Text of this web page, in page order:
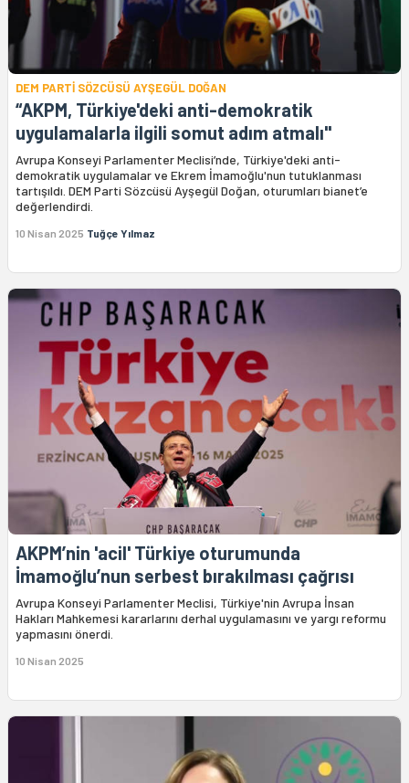
DEM PARTİ SÖZCÜSÜ AYŞEGÜL DOĞAN
“AKPM, Türkiye'deki anti-demokratik
uygulamalarla ilgili somut adım atmalı"
Avrupa Konseyi Parlamenter Meclisi’nde, Türkiye'deki anti-
demokratik uygulamalar ve Ekrem İmamoğlu'nun tutuklanması
tartışıldı. DEM Parti Sözcüsü Ayşegül Doğan, oturumları bianet’e
değerlendirdi.
10 Nisan 2025 Tuğçe Yılmaz
AKPM’nin 'acil' Türkiye oturumunda
İmamoğlu’nun serbest bırakılması çağrısı
Avrupa Konseyi Parlamenter Meclisi, Türkiye'nin Avrupa İnsan
Hakları Mahkemesi kararlarını derhal uygulamasını ve yargı reformu
yapmasını önerdi.
10 Nisan 2025